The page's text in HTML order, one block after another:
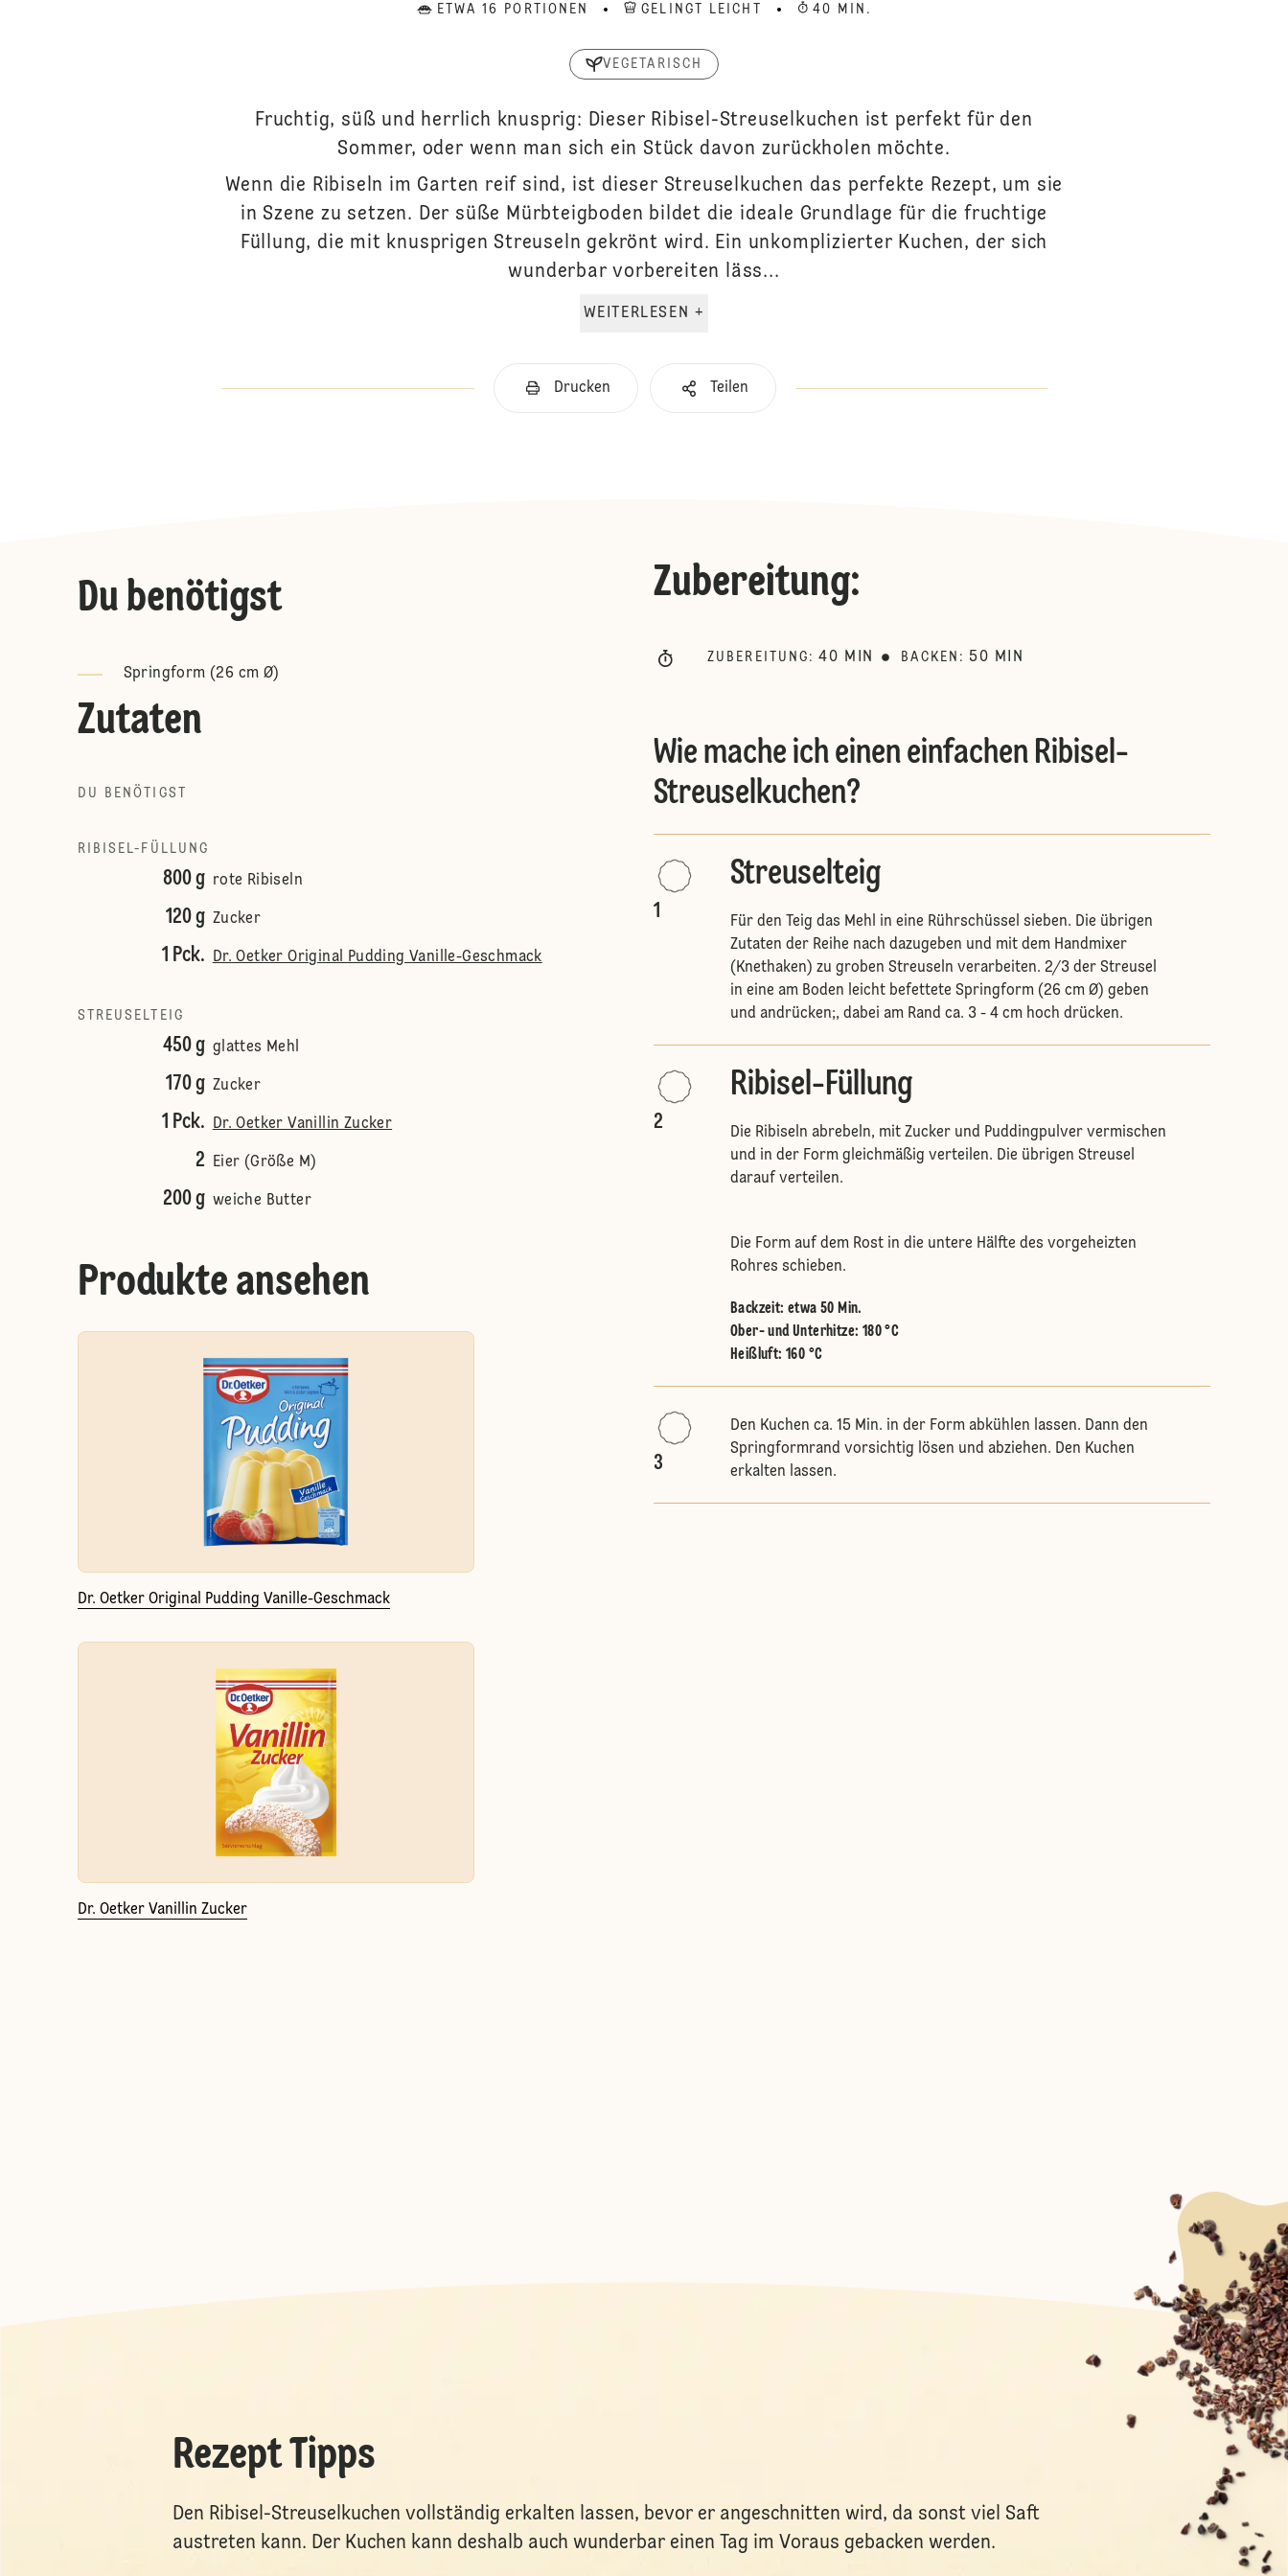
ETWA 16 PORTIONEN GELINGT LEICHT 40 MIN.
VEGETARISCH
Fruchtig, süß und herrlich knusprig: Dieser Ribisel-Streuselkuchen ist perfekt für den
Sommer, oder wenn man sich ein Stück davon zurückholen möchte.
Wenn die Ribiseln im Garten reif sind, ist dieser Streuselkuchen das perfekte Rezept, um sie
in Szene zu setzen. Der süße Mürbteigboden bildet die ideale Grundlage für die fruchtige
Füllung, die mit knusprigen Streuseln gekrönt wird. Ein unkomplizierter Kuchen, der sich
wunderbar vorbereiten läss...
WEITERLESEN +
Drucken Teilen
Du benötigst
Springform (26 cm Ø)
Zutaten
DU BENÖTIGST
RIBISEL-FÜLLUNG
800 g rote Ribiseln
120 g Zucker
1 Pck. Dr. Oetker Original Pudding Vanille-Geschmack
STREUSELTEIG
450 g glattes Mehl
170 g Zucker
1 Pck. Dr. Oetker Vanillin Zucker
2 Eier (Größe M)
200 g weiche Butter
Produkte ansehen
Dr. Oetker Original Pudding Vanille-Geschmack
Dr. Oetker Vanillin Zucker
Zubereitung:
ZUBEREITUNG : 40 MIN BACKEN : 50 MIN
Wie mache ich einen einfachen Ribisel-
Streuselkuchen?
1
Streuselteig
Für den Teig das Mehl in eine Rührschüssel sieben. Die übrigen
Zutaten der Reihe nach dazugeben und mit dem Handmixer
(Knethaken) zu groben Streuseln verarbeiten. 2/3 der Streusel
in eine am Boden leicht befettete Springform (26 cm Ø) geben
und andrücken;, dabei am Rand ca. 3 - 4 cm hoch drücken.
2
Ribisel-Füllung
Die Ribiseln abrebeln, mit Zucker und Puddingpulver vermischen
und in der Form gleichmäßig verteilen. Die übrigen Streusel
darauf verteilen.
Die Form auf dem Rost in die untere Hälfte des vorgeheizten
Rohres schieben.
Backzeit: etwa 50 Min.
Ober- und Unterhitze: 180 °C
Heißluft: 160 °C
3
Den Kuchen ca. 15 Min. in der Form abkühlen lassen. Dann den
Springformrand vorsichtig lösen und abziehen. Den Kuchen
erkalten lassen.
Rezept Tipps
Den Ribisel-Streuselkuchen vollständig erkalten lassen, bevor er angeschnitten wird, da sonst viel Saft
austreten kann. Der Kuchen kann deshalb auch wunderbar einen Tag im Voraus gebacken werden.